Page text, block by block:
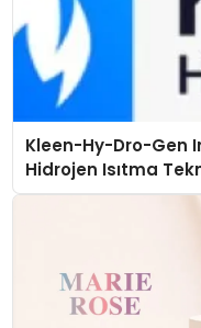
Kleen-Hy-Dro-Gen
Hidrojen Isıtma
Düzenleyici